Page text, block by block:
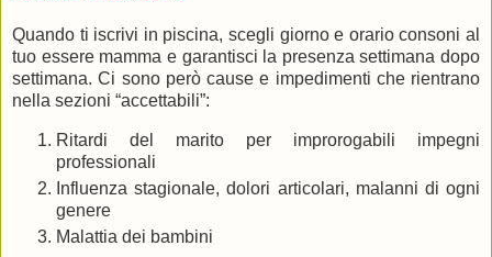
Quando ti iscrivi in piscina, scegli giorno e orario consoni al
tuo essere mamma e garantisci la presenza settimana dopo
settimana. Ci sono però cause e impedimenti che rientrano
nella sezioni “accettabili”:
Ritardi del marito per improrogabili impegni
professionali
Influenza stagionale, dolori articolari, malanni di ogni
genere
Malattia dei bambini